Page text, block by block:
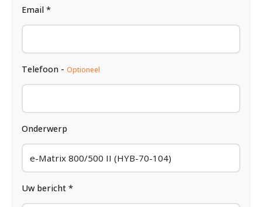
Email *
Telefoon - Optioneel
Onderwerp
Uw bericht *